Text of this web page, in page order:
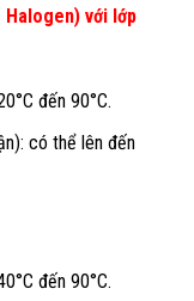
Halogen) với lớp
đến 90°C.
có thể lên đến
đến 90°C.